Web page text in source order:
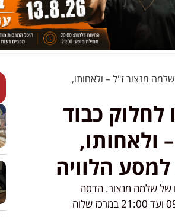
מנצור ז"ל – ולאחותו,
לחלוק כבוד
הלוויה
של שלמה מנצור. הדסה
והמשפחה יישבו שבעה בימים שני ושלישי, 3-4.3.2025 מהשעה 09:00 ועד 21:00 במרכז שלוה